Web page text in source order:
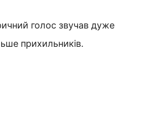
голос звучав дуже
прихильників.